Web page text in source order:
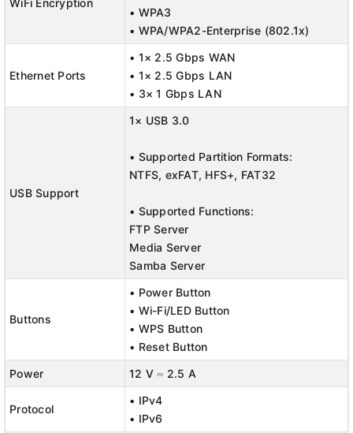
WiFi Encryption
• WPA3
• WPA/WPA2-Enterprise (802.1x)
Ethernet Ports
• 1× 2.5 Gbps WAN
• 1× 2.5 Gbps LAN
• 3× 1 Gbps LAN
USB Support
1× USB 3.0
• Supported Partition Formats:
NTFS, exFAT, HFS+, FAT32
• Supported Functions:
FTP Server
Media Server
Samba Server
Buttons
• Power Button
• Wi-Fi/LED Button
• WPS Button
• Reset Button
Power
12 V ⎓ 2.5 A
Protocol
• IPv4
• IPv6